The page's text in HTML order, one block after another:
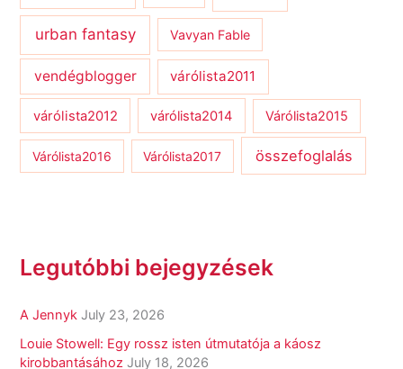
urban fantasy Vavyan Fable
vendégblogger várólista2011
várólista2012 várólista2014 Várólista2015
Várólista2016 Várólista2017 összefoglalás
Legutóbbi bejegyzések
A Jennyk July 23, 2026
Louie Stowell: Egy ​rossz isten útmutatója a káosz
kirobbantásához July 18, 2026